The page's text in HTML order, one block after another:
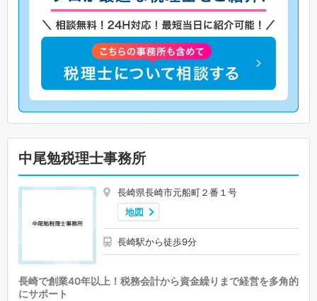
中尾勉税理士事務所
長崎県長崎市元船町２番１号
地図
長崎駅から徒歩9分
長崎で創業40年以上！税務会計から資金繰りまで経営を多角的
にサポート